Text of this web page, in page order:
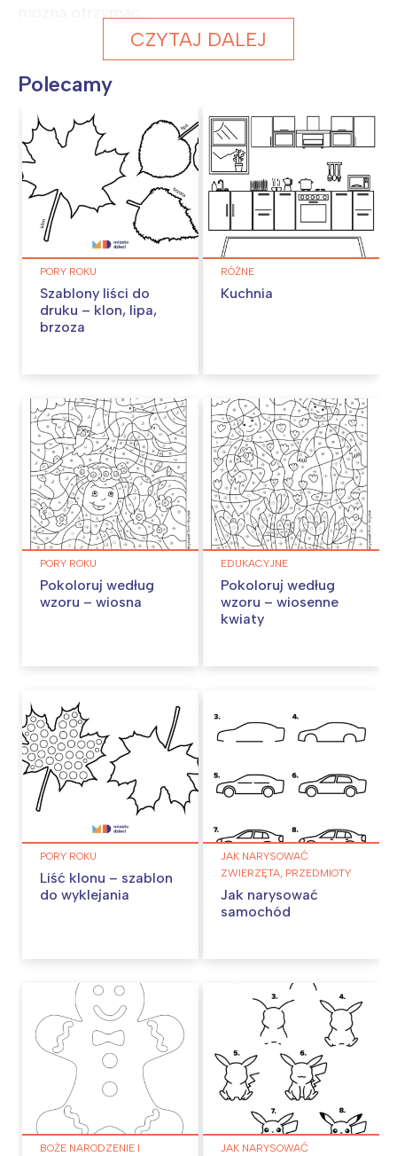
CZYTAJ DALEJ
Polecamy
PORY ROKU
Szablony liści do
druku – klon, lipa,
brzoza
RÓŻNE
Kuchnia
PORY ROKU
Pokoloruj według
wzoru – wiosna
EDUKACYJNE
Pokoloruj według
wzoru – wiosenne
kwiaty
PORY ROKU
Liść klonu – szablon
do wyklejania
JAK NARYSOWAĆ
ZWIERZĘTA, PRZEDMIOTY
Jak narysować
samochód
BOŻE NARODZENIE I JAK NARYSOWAĆ